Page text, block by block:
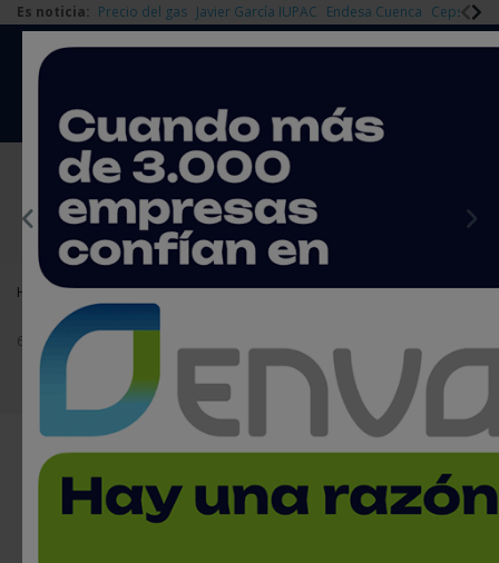
Es noticia: Precio del gas Javier García IUPAC Endesa Cuenca Cepsa
Redes Sociales Es noticia | Login empresas Registro
EMPRESAS PREMIUM
Home Agenda
Cursos y jornadas
Cybersecurity Operations & Maintenance Curso IC37 (ISA/IEC
62443)
Cybersecurity Operations &
Maintenance Curso IC37